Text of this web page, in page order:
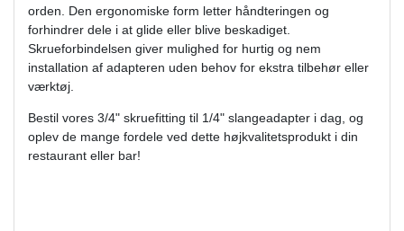
orden. Den ergonomiske form letter håndteringen og
forhindrer dele i at glide eller blive beskadiget.
Skrueforbindelsen giver mulighed for hurtig og nem
installation af adapteren uden behov for ekstra tilbehør eller
værktøj.
Bestil vores 3/4" skruefitting til 1/4" slangeadapter i dag, og
oplev de mange fordele ved dette højkvalitetsprodukt i din
restaurant eller bar!